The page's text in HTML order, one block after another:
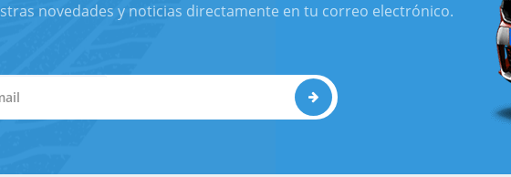
novedades y noticias directamente en tu correo electrónico.